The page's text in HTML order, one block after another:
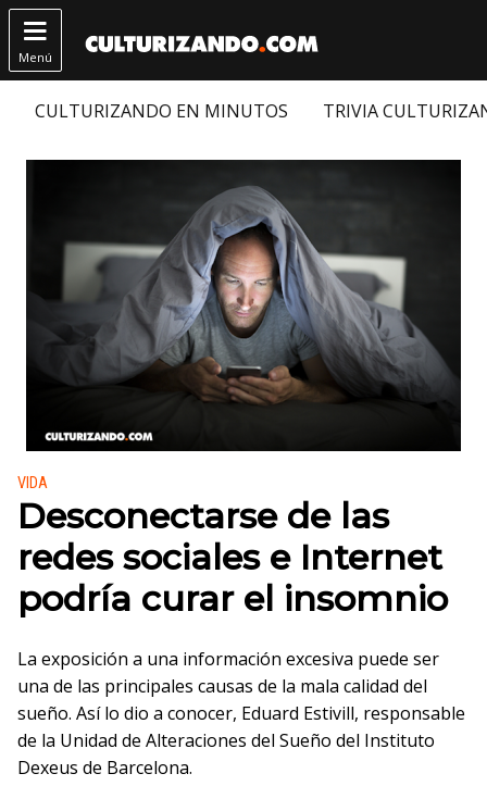

Menú
CULTURIZANDO EN MINUTOS TRIVIA
Publicado en:
VIDA
Desconectarse de las
redes sociales e Internet
podría curar el insomnio
La exposición a una información excesiva puede ser
una de las principales causas de la mala calidad del
sueño. Así lo dio a conocer, Eduard Estivill, responsable
de la Unidad de Alteraciones del Sueño del Instituto
Dexeus de Barcelona.